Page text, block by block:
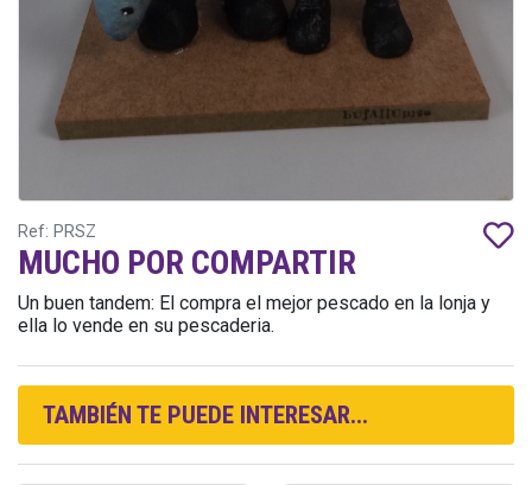
Ref: PRSZ
MUCHO POR COMPARTIR
Un buen tandem: El compra el mejor pescado en la lonja y
ella lo vende en su pescaderia.
TAMBIÉN TE PUEDE INTERESAR...